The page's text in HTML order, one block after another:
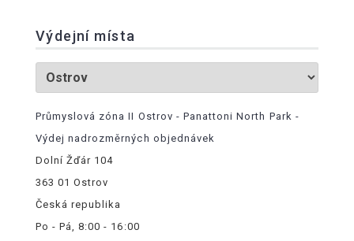
Výdejní místa
Průmyslová zóna II Ostrov - Panattoni North Park -
Výdej nadrozměrných objednávek
Dolní Žďár 104
363 01 Ostrov
Česká republika
Po - Pá, 8:00 - 16:00